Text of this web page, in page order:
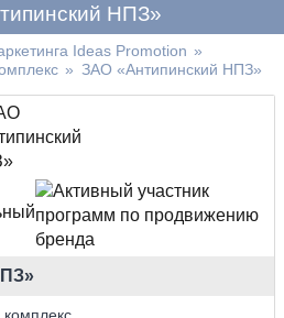
НПЗ»
Ideas Promotion »
» ЗАО «Антипинский НПЗ»